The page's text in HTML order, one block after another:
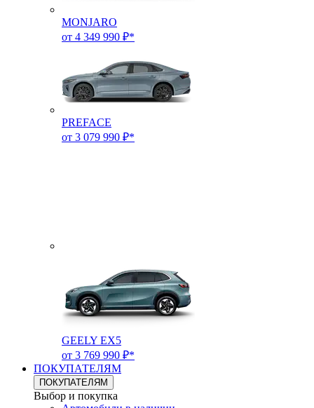
MONJARO
от 4 349 990 ₽*
PREFACE
от 3 079 990 ₽*
GEELY EX5
от 3 769 990 ₽*
ПОКУПАТЕЛЯМ
ПОКУПАТЕЛЯМ
Выбор и покупка